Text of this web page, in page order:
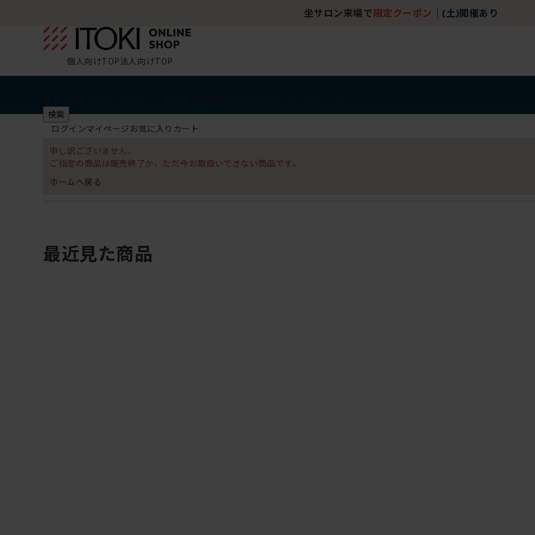
坐サロン来場で 限定クーポン (土)開催あり
個人向けTOP法人向けTOP
検索
ログインマイページ お気に入り カート
申し訳ございません。
ご指定の商品は販売終了か、ただ今お取扱いできない商品です。
ホームへ戻る
最近見た商品